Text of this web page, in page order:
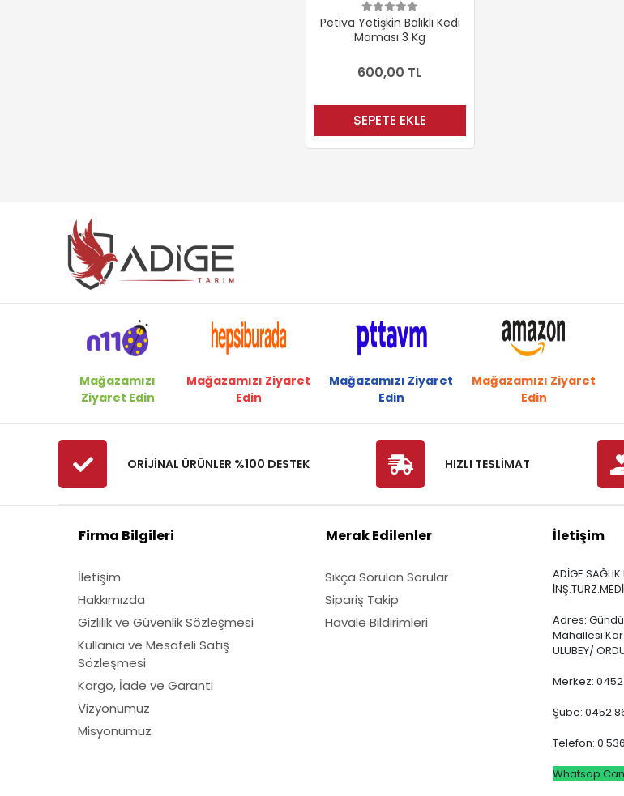
Petiva Yetişkin Balıklı Kedi
Maması 3 Kg
600,00 TL
SEPETE EKLE
Mağazamızı
Ziyaret Edin
Mağazamızı Ziyaret
Edin
Mağazamızı Ziyaret
Edin
Mağazamızı Ziyaret
Edin
ORİJİNAL ÜRÜNLER %100 DESTEK HIZLI TESLİMAT
Firma Bilgileri
İletişim
Hakkımızda
Gizlilik ve Güvenlik Sözleşmesi
Kullanıcı ve Mesafeli Satış
Sözleşmesi
Kargo, İade ve Garanti
Vizyonumuz
Misyonumuz
Merak Edilenler
Sıkça Sorulan Sorular
Sipariş Takip
Havale Bildirimleri
İletişim
ADİGE SAĞLIK
Adres:
Mahallesi
ULUBEY/
Merkez: 0452
Şube: 0452
Telefon: 0
Whatsap